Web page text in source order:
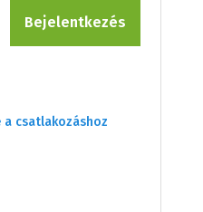
Bejelentkezés
csatlakozáshoz